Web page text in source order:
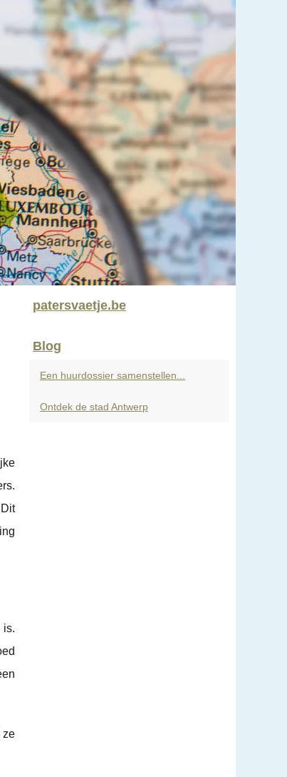
is.
ze
patersvaetje.be
Blog
Een huurdossier samenstellen...
Ontdek de stad Antwerp